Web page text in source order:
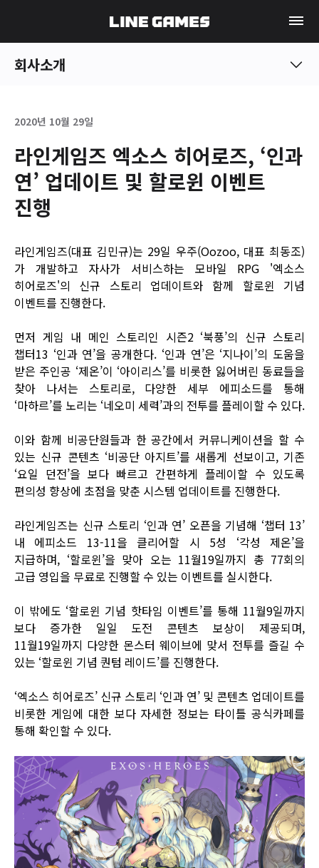
회사소개
2020년 10월 29일
라인게임즈 엑소스 히어로즈, ‘인과
연’ 업데이트 및 할로윈 이벤트
진행
라인게임즈(대표 김민규)는 29일 우주(Oozoo, 대표 최동조)
가 개발하고 자사가 서비스하는 모바일 RPG '엑소스
히어로즈'의 신규 스토리 업데이트와 함께 할로윈 기념
이벤트를 진행한다.
먼저 게임 내 메인 스토리인 시즌2 ‘북풍’의 신규 스토리
챕터13 ‘인과 연’을 공개한다. ‘인과 연’은 ‘지나이’의 도움을
받은 주인공 ‘제온’이 ‘아이리스’를 비롯한 잃어버린 동료들을
찾아 나서는 스토리로, 다양한 세부 에피소드를 통해
‘마하르’를 노리는 ‘네오미 세력’과의 전투를 플레이할 수 있다.
이와 함께 비공단원들과 한 공간에서 커뮤니케이션을 할 수
있는 신규 콘텐츠 ‘비공단 아지트’를 새롭게 선보이고, 기존
‘요일 던전’을 보다 빠르고 간편하게 플레이할 수 있도록
편의성 향상에 초점을 맞춘 시스템 업데이트를 진행한다.
라인게임즈는 신규 스토리 ‘인과 연’ 오픈을 기념해 ‘챕터 13’
내 에피소드 13-11을 클리어할 시 5성 ‘각성 제온’을
지급하며, ‘할로윈’을 맞아 오는 11월19일까지 총 77회의
고급 영입을 무료로 진행할 수 있는 이벤트를 실시한다.
이 밖에도 ‘할로윈 기념 핫타임 이벤트’를 통해 11월9일까지
보다 증가한 일일 도전 콘텐츠 보상이 제공되며,
11월19일까지 다양한 몬스터 웨이브에 맞서 전투를 즐길 수
있는 ‘할로윈 기념 퀀텀 레이드’를 진행한다.
‘엑소스 히어로즈’ 신규 스토리 ‘인과 연’ 및 콘텐츠 업데이트를
비롯한 게임에 대한 보다 자세한 정보는 타이틀 공식카페를
통해 확인할 수 있다.